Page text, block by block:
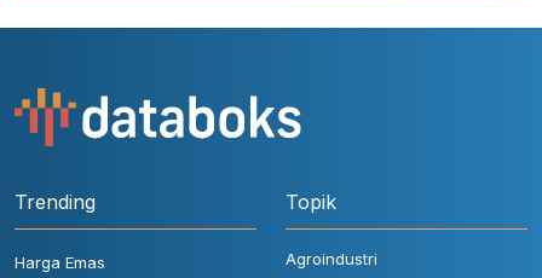
Trending
Harga Emas
Topik
Agroindustri